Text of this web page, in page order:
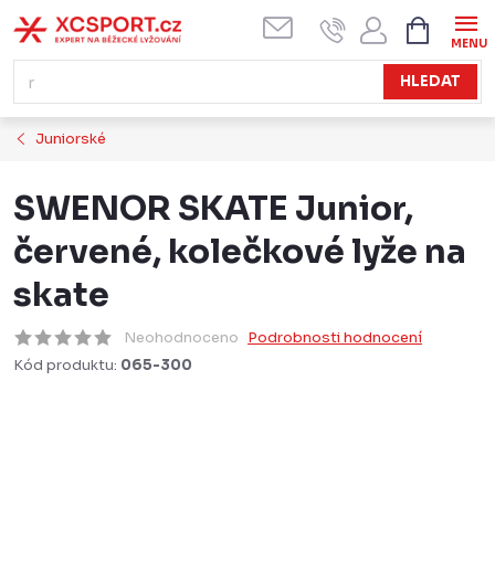
na
obsah
HLEDAT
KOŠÍK
Juniorské
SWENOR SKATE Junior,
červené, kolečkové lyže na
skate
Neohodnoceno Podrobnosti hodnocení
Kód produktu: 065-300